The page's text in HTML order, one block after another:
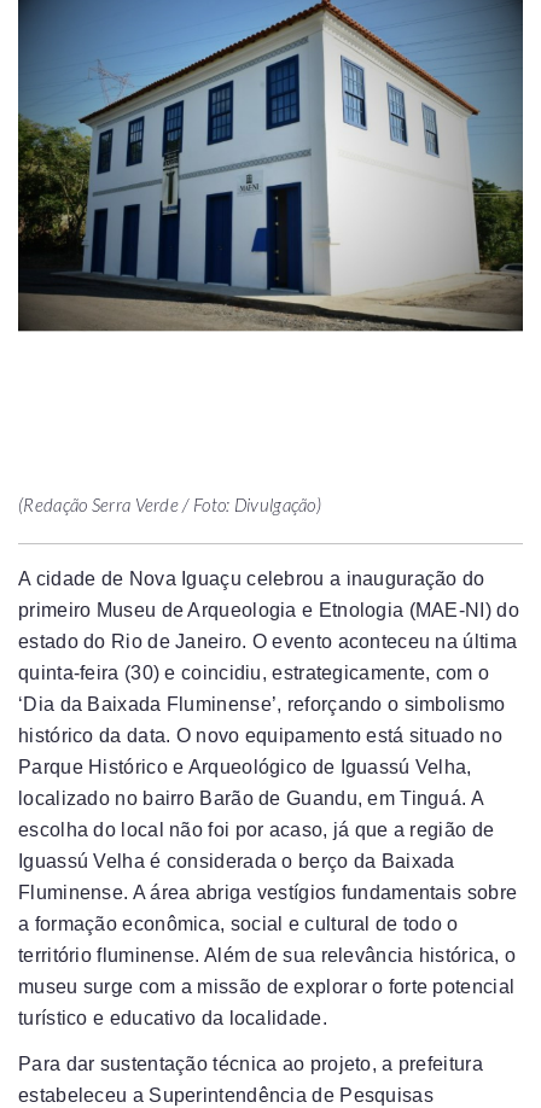
(Redação Serra Verde / Foto: Divulgação)
A cidade de Nova Iguaçu celebrou a inauguração do
primeiro Museu de Arqueologia e Etnologia (MAE-NI) do
estado do Rio de Janeiro. O evento aconteceu na última
quinta-feira (30) e coincidiu, estrategicamente, com o
‘Dia da Baixada Fluminense’, reforçando o simbolismo
histórico da data. O novo equipamento está situado no
Parque Histórico e Arqueológico de Iguassú Velha,
localizado no bairro Barão de Guandu, em Tinguá. A
escolha do local não foi por acaso, já que a região de
Iguassú Velha é considerada o berço da Baixada
Fluminense. A área abriga vestígios fundamentais sobre
a formação econômica, social e cultural de todo o
território fluminense. Além de sua relevância histórica, o
museu surge com a missão de explorar o forte potencial
turístico e educativo da localidade.
Para dar sustentação técnica ao projeto, a prefeitura
estabeleceu a Superintendência de Pesquisas